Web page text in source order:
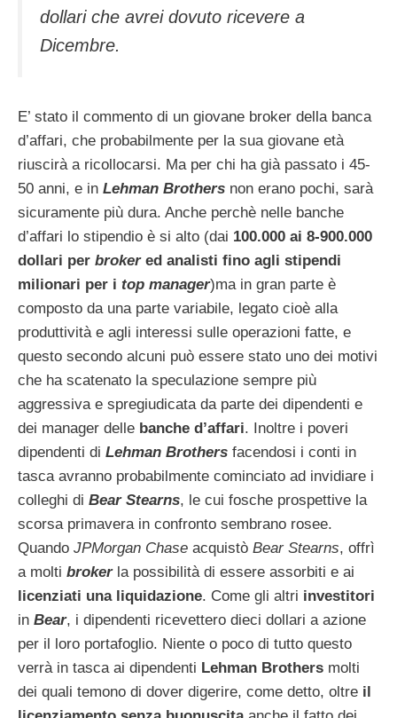
dollari che avrei dovuto ricevere a
Dicembre.
E’ stato il commento di un giovane broker della banca
d’affari, che probabilmente per la sua giovane età
riuscirà a ricollocarsi. Ma per chi ha già passato i 45-
50 anni, e in Lehman Brothers non erano pochi, sarà
sicuramente più dura. Anche perchè nelle banche
d’affari lo stipendio è si alto (dai 100.000 ai 8-900.000
dollari per brokered analisti fino agli stipendi
milionari per i top manager)ma in gran parte è
composto da una parte variabile, legato cioè alla
produttività e agli interessi sulle operazioni fatte, e
questo secondo alcuni può essere stato uno dei motivi
che ha scatenato la speculazione sempre più
aggressiva e spregiudicata da parte dei dipendenti e
dei manager delle banche d’affari. Inoltre i poveri
dipendenti di Lehman Brothers facendosi i conti in
tasca avranno probabilmente cominciato ad invidiare i
colleghi di Bear Stearns, le cui fosche prospettive la
scorsa primavera in confronto sembrano rosee.
Quando JPMorgan Chase acquistò Bear Stearns, offrì
a molti broker la possibilità di essere assorbiti e ai
licenziati una liquidazione. Come gli altri investitori
in Bear, i dipendenti ricevettero dieci dollari a azione
per il loro portafoglio. Niente o poco di tutto questo
verrà in tasca ai dipendenti Lehman Brothers molti
dei quali temono di dover digerire, come detto, oltre il